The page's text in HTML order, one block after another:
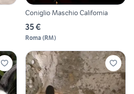
Coniglio Maschio California
35 €
Roma (RM)